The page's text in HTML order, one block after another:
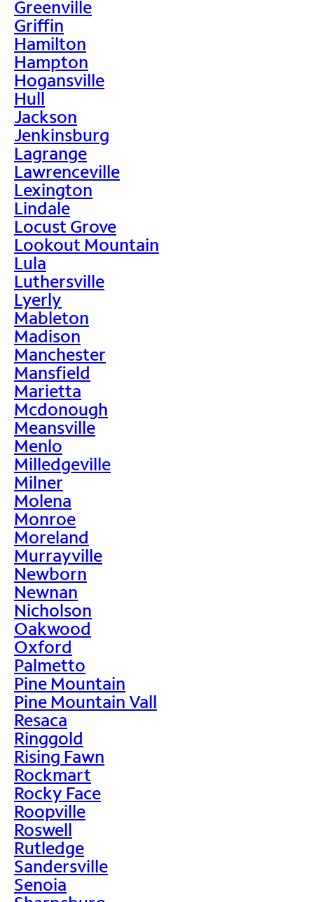
Greenville
Griffin
Hamilton
Hampton
Hogansville
Hull
Jackson
Jenkinsburg
Lagrange
Lawrenceville
Lexington
Lindale
Locust Grove
Lookout Mountain
Lula
Luthersville
Lyerly
Mableton
Madison
Manchester
Mansfield
Marietta
Mcdonough
Meansville
Menlo
Milledgeville
Milner
Molena
Monroe
Moreland
Murrayville
Newborn
Newnan
Nicholson
Oakwood
Oxford
Palmetto
Pine Mountain
Pine Mountain Vall
Resaca
Ringgold
Rising Fawn
Rockmart
Rocky Face
Roopville
Roswell
Rutledge
Sandersville
Senoia